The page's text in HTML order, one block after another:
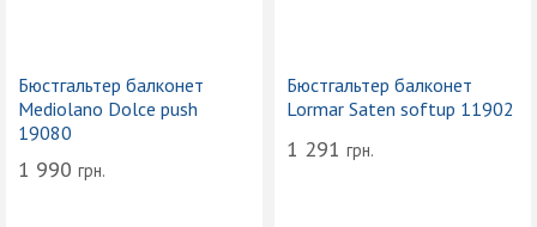
Бюстгальтер балконет
Mediolano Dolce push
19080
1 990 грн.
Бюстгальтер балконет
Lormar Saten softup 11902
1 291 грн.